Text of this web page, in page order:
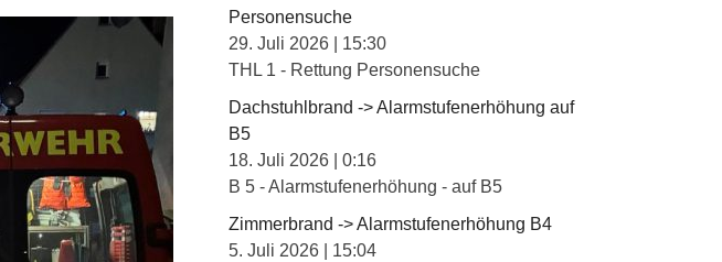
Personensuche
29. Juli 2026
15:30
THL 1 - Rettung Personensuche
Dachstuhlbrand -> Alarmstufenerhöhung auf
B5
18. Juli 2026 |0:16
B 5 - Alarmstufenerhöhung - auf B5
Zimmerbrand -> Alarmstufenerhöhung B4
5. Juli 2026
15:04